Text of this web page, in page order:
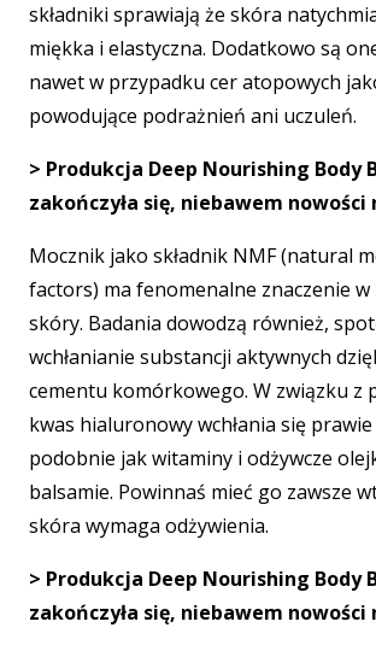
składniki sprawiają że skóra
miękka i elastyczna. Dodatkowo są
nawet w przypadku cer atopowych
powodujące podrażnień ani uczuleń.
> Produkcja Deep Nourishing Body
zakończyła się, niebawem nowości
Mocznik jako składnik NMF (natural
factors) ma fenomenalne znaczenie w
skóry. Badania dowodzą również,
wchłanianie substancji aktywnych
cementu komórkowego. W związku z
kwas hialuronowy wchłania się prawie
podobnie jak witaminy i odżywcze
balsamie. Powinnaś mieć go zawsze
skóra wymaga odżywienia.
> Produkcja Deep Nourishing Body
zakończyła się, niebawem nowości